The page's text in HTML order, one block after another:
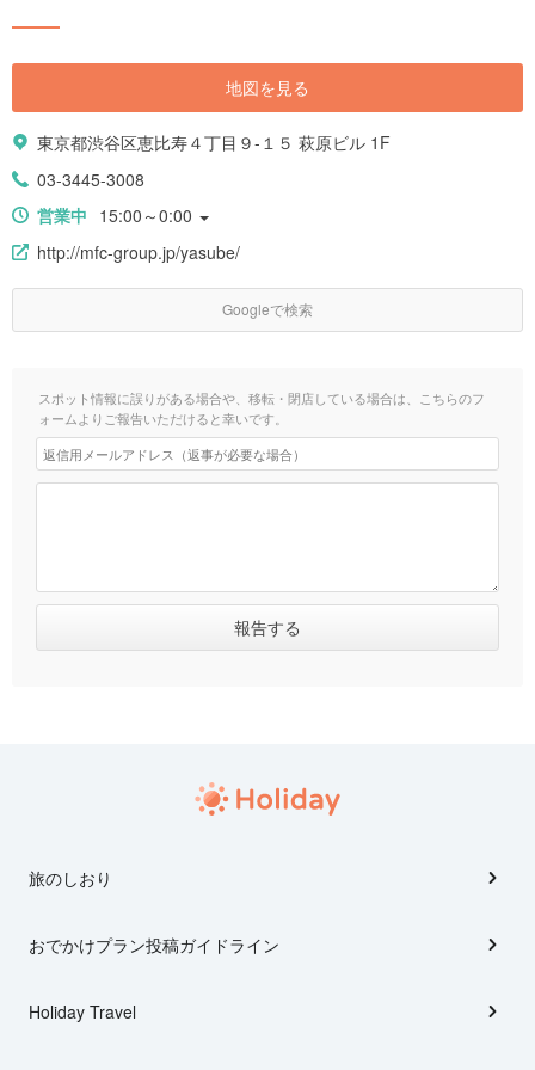
地図を見る
東京都渋谷区恵比寿４丁目９-１５ 萩原ビル 1F
03-3445-3008
営業中 15:00～0:00
http://mfc-group.jp/yasube/
Googleで検索
スポット情報に誤りがある場合や、移転・閉店している場合は、こちらのフ
ォームよりご報告いただけると幸いです。
旅のしおり
おでかけプラン投稿ガイドライン
Holiday Travel